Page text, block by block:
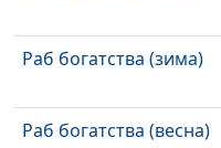
Раб богатства (зима)
Раб богатства (весна)